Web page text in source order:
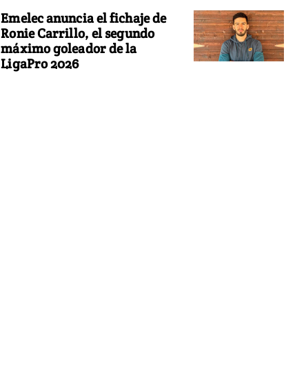
Emelec anuncia el fichaje de
Ronie Carrillo, el segundo
máximo goleador de la
LigaPro 2026